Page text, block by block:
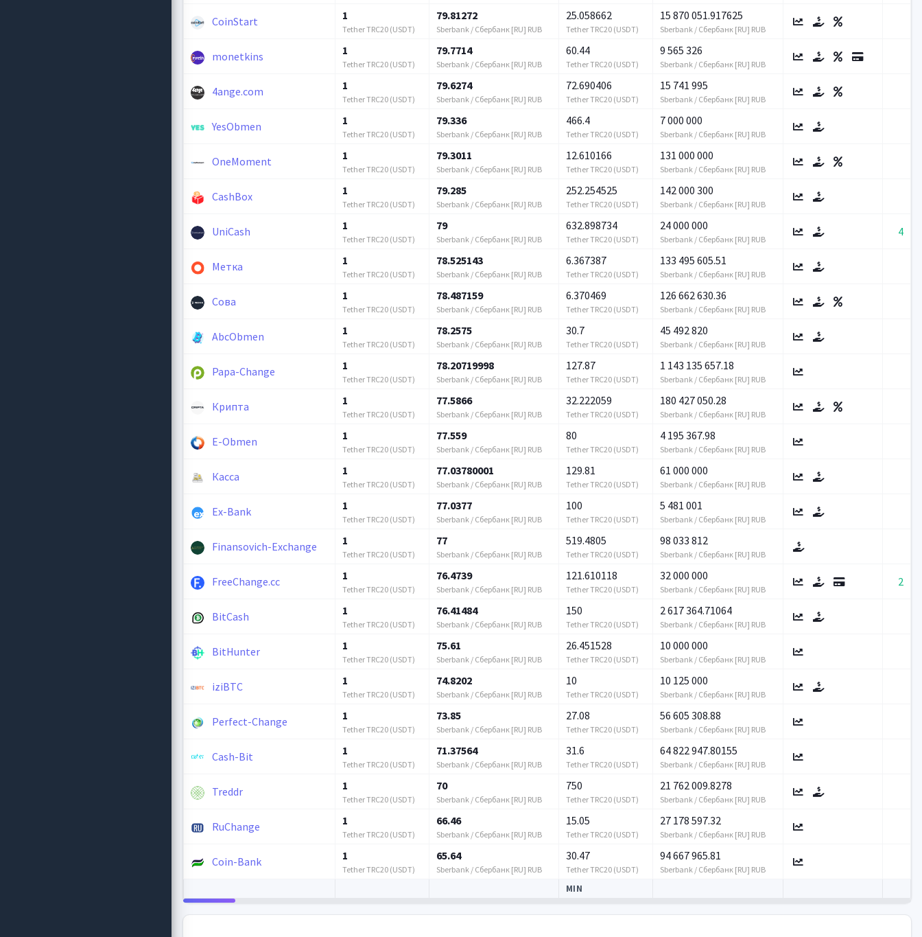
CoinStart 1
Tether TRC20 (USDT)
79.81272
Sberbank / Сбербанк [RU] RUB
25.058662
Tether TRC20 (USDT)
15 870 051.917625
Sberbank / Сбербанк [RU] RUB
monetkins 1
Tether TRC20 (USDT)
79.7714
Sberbank / Сбербанк [RU] RUB
60.44
Tether TRC20 (USDT)
9 565 326
Sberbank / Сбербанк [RU] RUB
4ange.com 1
Tether TRC20 (USDT)
79.6274
Sberbank / Сбербанк [RU] RUB
72.690406
Tether TRC20 (USDT)
15 741 995
Sberbank / Сбербанк [RU] RUB
YesObmen 1
Tether TRC20 (USDT)
79.336
Sberbank / Сбербанк [RU] RUB
466.4
Tether TRC20 (USDT)
7 000 000
Sberbank / Сбербанк [RU] RUB
OneMoment 1
Tether TRC20 (USDT)
79.3011
Sberbank / Сбербанк [RU] RUB
12.610166
Tether TRC20 (USDT)
131 000 000
Sberbank / Сбербанк [RU] RUB
CashBox 1
Tether TRC20 (USDT)
79.285
Sberbank / Сбербанк [RU] RUB
252.254525
Tether TRC20 (USDT)
142 000 300
Sberbank / Сбербанк [RU] RUB
UniCash 1
Tether TRC20 (USDT)
79
Sberbank / Сбербанк [RU] RUB
632.898734
Tether TRC20 (USDT)
24 000 000
Sberbank / Сбербанк [RU] RUB
4
Метка 1
Tether TRC20 (USDT)
78.525143
Sberbank / Сбербанк [RU] RUB
6.367387
Tether TRC20 (USDT)
133 495 605.51
Sberbank / Сбербанк [RU] RUB
Сова 1
Tether TRC20 (USDT)
78.487159
Sberbank / Сбербанк [RU] RUB
6.370469
Tether TRC20 (USDT)
126 662 630.36
Sberbank / Сбербанк [RU] RUB
AbcObmen 1
Tether TRC20 (USDT)
78.2575
Sberbank / Сбербанк [RU] RUB
30.7
Tether TRC20 (USDT)
45 492 820
Sberbank / Сбербанк [RU] RUB
Papa-Change 1
Tether TRC20 (USDT)
78.20719998
Sberbank / Сбербанк [RU] RUB
127.87
Tether TRC20 (USDT)
1 143 135 657.18
Sberbank / Сбербанк [RU] RUB
Крипта 1
Tether TRC20 (USDT)
77.5866
Sberbank / Сбербанк [RU] RUB
32.222059
Tether TRC20 (USDT)
180 427 050.28
Sberbank / Сбербанк [RU] RUB
E-Obmen 1
Tether TRC20 (USDT)
77.559
Sberbank / Сбербанк [RU] RUB
80
Tether TRC20 (USDT)
4 195 367.98
Sberbank / Сбербанк [RU] RUB
Касса 1
Tether TRC20 (USDT)
77.03780001
Sberbank / Сбербанк [RU] RUB
129.81
Tether TRC20 (USDT)
61 000 000
Sberbank / Сбербанк [RU] RUB
Ex-Bank 1
Tether TRC20 (USDT)
77.0377
Sberbank / Сбербанк [RU] RUB
100
Tether TRC20 (USDT)
5 481 001
Sberbank / Сбербанк [RU] RUB
Finansovich-Exchange 1
Tether TRC20 (USDT)
77
Sberbank / Сбербанк [RU] RUB
519.4805
Tether TRC20 (USDT)
98 033 812
Sberbank / Сбербанк [RU] RUB
FreeChange.cc 1
Tether TRC20 (USDT)
76.4739
Sberbank / Сбербанк [RU] RUB
121.610118
Tether TRC20 (USDT)
32 000 000
Sberbank / Сбербанк [RU] RUB
2
BitCash 1
Tether TRC20 (USDT)
76.41484
Sberbank / Сбербанк [RU] RUB
150
Tether TRC20 (USDT)
2 617 364.71064
Sberbank / Сбербанк [RU] RUB
BitHunter 1
Tether TRC20 (USDT)
75.61
Sberbank / Сбербанк [RU] RUB
26.451528
Tether TRC20 (USDT)
10 000 000
Sberbank / Сбербанк [RU] RUB
iziBTC 1
Tether TRC20 (USDT)
74.8202
Sberbank / Сбербанк [RU] RUB
10
Tether TRC20 (USDT)
10 125 000
Sberbank / Сбербанк [RU] RUB
Perfect-Change 1
Tether TRC20 (USDT)
73.85
Sberbank / Сбербанк [RU] RUB
27.08
Tether TRC20 (USDT)
56 605 308.88
Sberbank / Сбербанк [RU] RUB
Cash-Bit 1
Tether TRC20 (USDT)
71.37564
Sberbank / Сбербанк [RU] RUB
31.6
Tether TRC20 (USDT)
64 822 947.80155
Sberbank / Сбербанк [RU] RUB
Treddr 1
Tether TRC20 (USDT)
70
Sberbank / Сбербанк [RU] RUB
750
Tether TRC20 (USDT)
21 762 009.8278
Sberbank / Сбербанк [RU] RUB
RuChange 1
Tether TRC20 (USDT)
66.46
Sberbank / Сбербанк [RU] RUB
15.05
Tether TRC20 (USDT)
27 178 597.32
Sberbank / Сбербанк [RU] RUB
Coin-Bank 1
Tether TRC20 (USDT)
65.64
Sberbank / Сбербанк [RU] RUB
30.47
Tether TRC20 (USDT)
94 667 965.81
Sberbank / Сбербанк [RU] RUB
MIN